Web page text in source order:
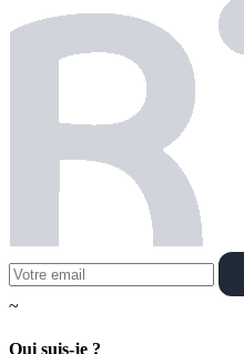
~
Qui suis-je ?